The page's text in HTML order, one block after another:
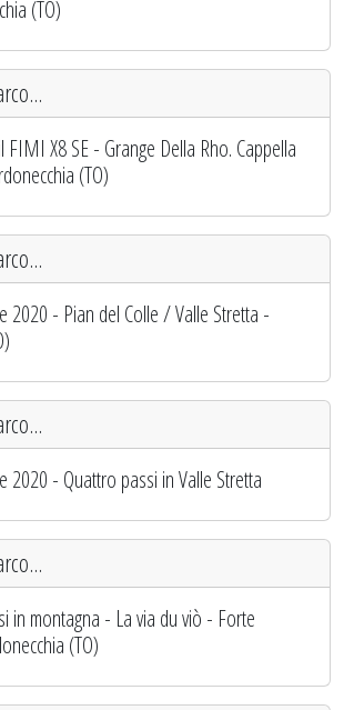
(TO)
FIMI X8 SE - Grange Della Rho. Cappella
(TO)
2020 - Pian del Colle / Valle Stretta -
2020 - Quattro passi in Valle Stretta
in montagna - La via du viò - Forte
(TO)